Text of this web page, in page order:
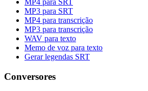
MP4 para SRT
MP3 para SRT
MP4 para transcrição
MP3 para transcrição
WAV para texto
Memo de voz para texto
Gerar legendas SRT
Conversores